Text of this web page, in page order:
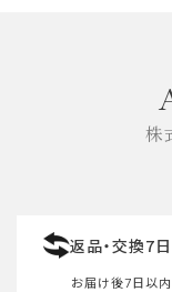
株
返品・交換7
お届け後7日以